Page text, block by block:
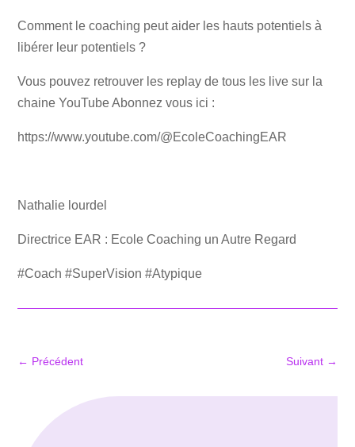
Comment le coaching peut aider les hauts potentiels à
libérer leur potentiels ?
Vous pouvez retrouver les replay de tous les live sur la
chaine YouTube Abonnez vous ici :
https://www.youtube.com/@EcoleCoachingEAR
Nathalie lourdel
Directrice EAR : Ecole Coaching un Autre Regard
#Coach #SuperVision #Atypique
← Précédent Suivant→